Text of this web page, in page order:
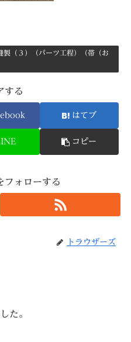
製（３）（パーツ工程）（帯（お
する
はてブ
コピー
フォローする
トラウザーズ
た。